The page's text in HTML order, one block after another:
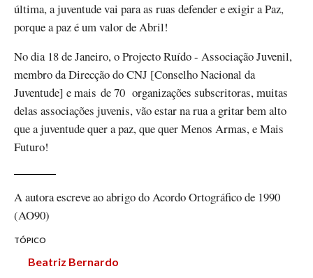
última, a juventude vai para as ruas defender e exigir a Paz,
porque a paz é um valor de Abril!
No dia 18 de Janeiro, o Projecto Ruído - Associação Juvenil,
membro da Direcção do CNJ [Conselho Nacional da
Juventude] e mais de 70 organizações subscritoras, muitas
delas associações juvenis, vão estar na rua a gritar bem alto
que a juventude quer a paz, que quer Menos Armas, e Mais
Futuro!
A autora escreve ao abrigo do Acordo Ortográfico de 1990
(AO90)
TÓPICO
Beatriz Bernardo